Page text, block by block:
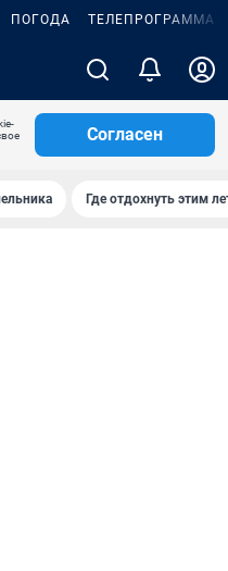
ПОГОДА ТЕЛЕПРОГРАММА
Согласен
Где отдохнуть этим